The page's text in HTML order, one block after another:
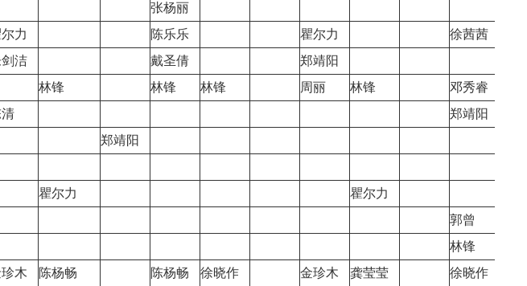
张杨丽
力 陈乐乐 瞿尔力 徐茜茜
洁 戴圣倩 郑靖阳
林锋 林锋 林锋 周丽 林锋
邓秀睿
清
郑靖阳
郑靖阳
瞿尔力 瞿尔力
郭曾
林锋
木 陈杨畅 陈杨畅 徐晓作 金珍木 龚莹莹 徐晓作